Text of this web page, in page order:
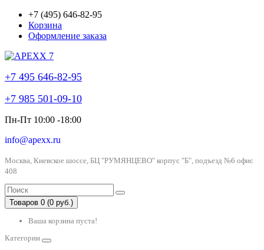
+7 (495) 646-82-95
Корзина
Оформление заказа
+7 495 646-82-95
+7 985 501-09-10
Пн-Пт 10:00 -18:00
info@apexx.ru
Москва, Киевское шоссе, БЦ "РУМЯНЦЕВО" корпус "Б", подъезд №6 офис
408
Товаров 0 (0 руб.)
Ваша корзина пуста!
Категории